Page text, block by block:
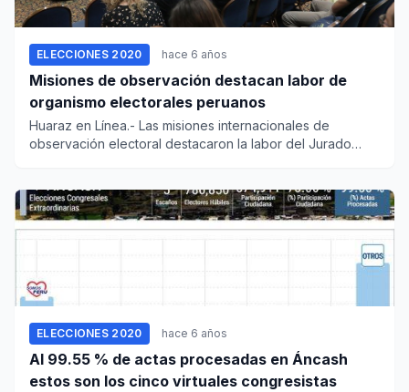
ELECCIONES 2020 hace 6 años
Misiones de observación destacan labor de
organismo electorales peruanos
Huaraz en Línea.- Las misiones internacionales de
observación electoral destacaron la labor del Jurado
ELECCIONES 2020 hace 6 años
Al 99.55 % de actas procesadas en Áncash
estos son los cinco virtuales congresistas